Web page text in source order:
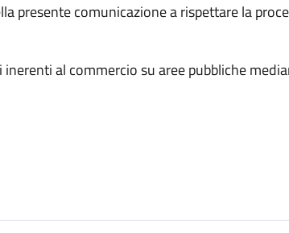
presente comunicazione a rispettare la
inerenti al commercio su aree pubbliche